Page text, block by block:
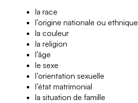
la race
l’origine nationale ou ethnique
la couleur
la religion
l’âge
le sexe
l’orientation sexuelle
l’état matrimonial
la situation de famille